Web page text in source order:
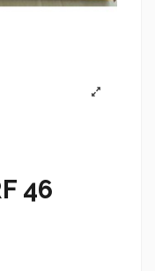
46